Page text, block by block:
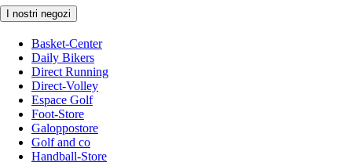
I nostri negozi
Basket-Center
Daily Bikers
Direct Running
Direct-Volley
Espace Golf
Foot-Store
Galoppostore
Golf and co
Handball-Store